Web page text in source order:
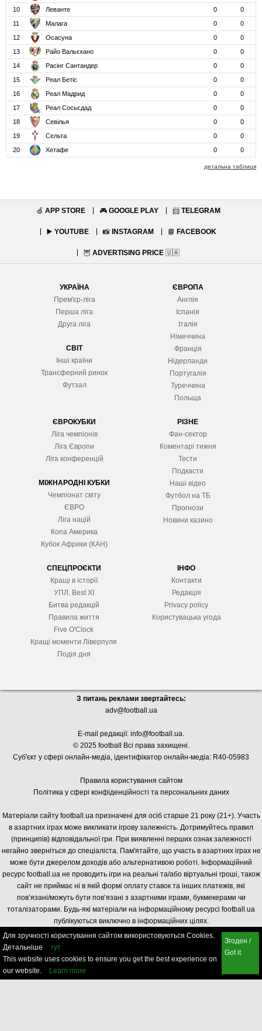
10
Леванте 0
0
11
Малага 0
0
12
Осасуна 0
0
13
Райо Вальєкано 0
0
14
Расінг Сантандер 0
0
15
Реал Бетіс 0
0
16
Реал Мадрид 0
0
17
Реал Сосьєдад 0
0
18
Севілья 0
0
19
Сельта 0
0
20
Хетафе 0 0
детальна таблиця
🍏 APP STORE 🎮 GOOGLE PLAY 📨 TELEGRAM
▶️ YOUTUBE 📸 INSTAGRAM 📘 FACEBOOK
🦉 ADVERTISING PRICE 🇺🇦
УКРАЇНА
Прем'єр-ліга
Перша ліга
Друга ліга
СВІТ
Інші країни
Трансферний ринок
Футзал
ЄВРОПА
Англія
Іспанія
Італія
Німеччина
Франція
Нідерланди
Португалія
Туреччина
Польща
ЄВРОКУБКИ
Ліга чемпіонів
Ліга Європи
Ліга конференцій
МІЖНАРОДНІ КУБКИ
Чемпіонат світу
ЄВРО
Ліга націй
Копа Америка
Кубок Африки (КАН)
РІЗНЕ
Фан-сектор
Коментарі тижня
Тести
Подкасти
Наші відео
Футбол на ТБ
Прогнози
Новини казино
СПЕЦПРОЄКТИ
Кращі в історії
УПЛ. Best XІ
Битва редакцій
Правила життя
Five O'Clock
Кращі моменти Ліверпуля
Подія дня
ІНФО
Контакти
Редакція
Privacy policy
Користувацька угода
З питань реклами звертайтесь:
adv@football.ua
E-mail редакції: info@football.ua.
© 2025 football Всі права захищені.
Суб'єкт у сфері онлайн-медіа, ідентифікатор онлайн-медіа: R40-05983
Правила користування сайтом
Політика у сфері конфіденційності та персональних даних
Матеріали сайту football.ua призначені для осіб старше 21 року (21+). Участь
в азартних іграх може викликати ігрову залежність. Дотримуйтесь правил
(принципів) відповідальної гри. При виявленні перших ознак залежності
негайно зверніться до спеціаліста. Пам'ятайте, що участь в азартних іграх не
може бути джерелом доходів або альтернативою роботі. Інформаційний
ресурс football.ua не проводить ігри на реальні та/або віртуальні гроші, також
сайт не приймає ні в якій формі оплату ставок та інших платежів, які
пов’язані/можуть бути пов’язані з азартними іграми, букмекерами чи
тоталізаторами. Будь-які матеріали на інформаційному ресурсі football.ua
публікуються виключно в інформаційних цілях.
Для зручності користування сайтом використовуються Cookies.
Детальніше
тут
This website uses cookies to ensure you get the best experience on
our website.
Learn more
Згоден /
Got it